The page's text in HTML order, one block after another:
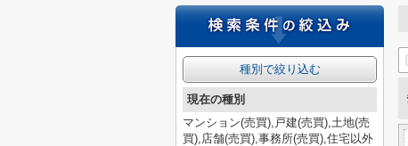
種別で絞り込む
現在の種別
マンション(売買),戸建(売買),土地(売
買),店舗(売買),事務所(売買),住宅以外